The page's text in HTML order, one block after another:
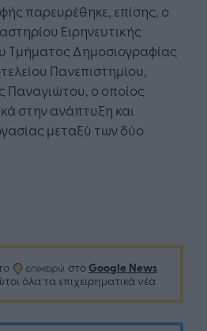
παρευρέθηκε, επίσης, ο
Ειρηνευτικής
Τμήματος Δημοσιογραφίας
Πανεπιστημίου,
Παναγιώτου, ο οποίος
στην ανάπτυξη και
μεταξύ των δύο
στο Google News
όλα τα επιχειρηματικά νέα